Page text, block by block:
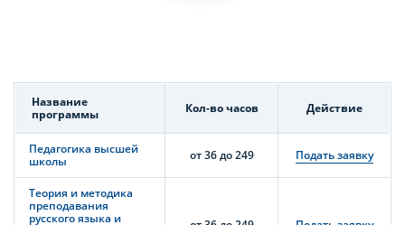
Название
программы
Кол-во часов Действие
Педагогика высшей
школы
от 36 до 249 Подать заявку
Теория и методика
преподавания
русского языка и